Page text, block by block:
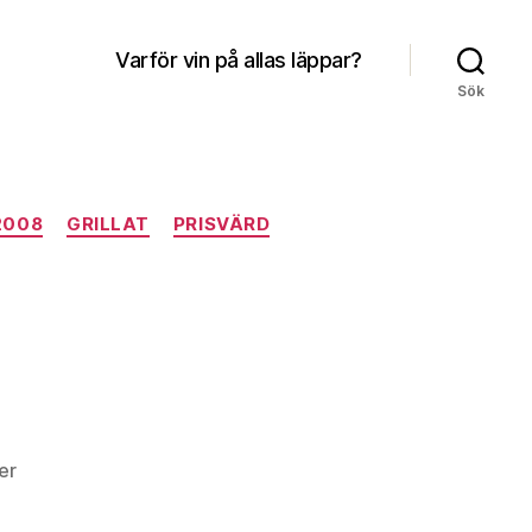
Varför vin på allas läppar?
Sök
GRILLAT
PRISVÄRD
till